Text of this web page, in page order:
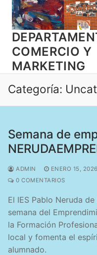
contenido
COMERCIO Y
MARKETING
Categoría:
Semana de
ADMIN ENERO 15, 2026
0 COMENTARIOS
El IES Pablo Neruda
semana del
la Formación
local y fomenta el
alumnado.